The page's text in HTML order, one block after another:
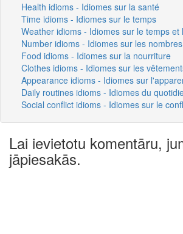
Health idioms - Idiomes sur la santé
Time idioms - Idiomes sur le temps
Weather idioms - Idiomes sur le temps et
Number idioms - Idiomes sur les nombres
Food idioms - Idiomes sur la nourriture
Clothes idioms - Idiomes sur les
Appearance idioms - Idiomes sur
Daily routines idioms - Idiomes du
Social conflict idioms - Idiomes sur le
Lai ievietotu komentāru,
jāpiesakās.